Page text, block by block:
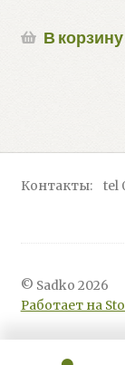
В корзину
Контакты: tel
© Sadko 2026
Работает на